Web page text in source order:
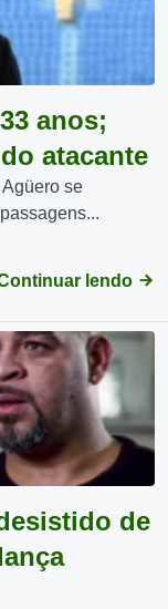
anos;
atacante
se
lendo
de